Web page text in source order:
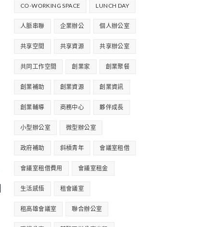
CO-WORKING SPACE LUNCH DAY
人脈串聯 企業辦公 個人辦公室
共享空間 共享資源 共享辦公室
共同工作空間 創業家 創業聚餐
創業補助 創業資源 創業資訊
創業輔導 商務中心 夥伴成長
小型辦公室 微型辦公室
政府補助 斜槓青年 會議室租借
會議室租借費用 會議室租金
生活感悟 租會議室
租高雄會議室 聯合辦公室